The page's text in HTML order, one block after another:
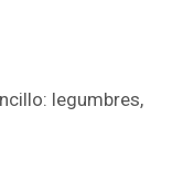
legumbres,